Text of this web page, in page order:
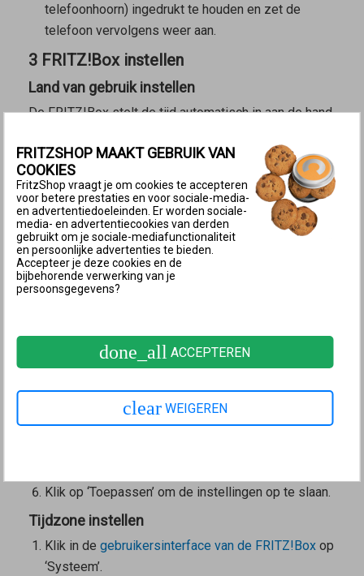
telefoonhoorn) ingedrukt te houden en zet de
telefoon vervolgens weer aan.
3 FRITZ!Box instellen
Land van gebruik instellen
De FRITZ!Box stelt de tijd automatisch in aan de hand
gebruikt.
Klik in degebruikersinterface van de FRITZ!Boxop
‘Systeem’.
Klik in het menu ‘Systeem’ op ‘Regio en taal’.
Klik op het tabblad ‘Regio’.
Selecteer uit de vervolgkeuzelijst het land waarin
de FRITZ!Box wordt gebruikt. Als het land er niet
Belangrijk:Door wijziging van de de regionale
opties worden de telefonie-instellingen
kiesregels) teruggezet en moeten opnieuw worden
Klik op ‘Toepassen’ om de instellingen op te slaan.
Tijdzone instellen
Klik in de gebruikersinterface van de FRITZ!Boxop
‘Systeem’.
FRITZSHOP MAAKT GEBRUIK VAN
COOKIES
FritzShop vraagt je om cookies te accepteren
voor betere prestaties en voor sociale-media-
en advertentiedoeleinden. Er worden sociale-
media- en advertentiecookies van derden
gebruikt om je sociale-mediafunctionaliteit
en persoonlijke advertenties te bieden.
Accepteer je deze cookies en de
bijbehorende verwerking van je
persoonsgegevens?
done_all ACCEPTEREN
clear WEIGEREN